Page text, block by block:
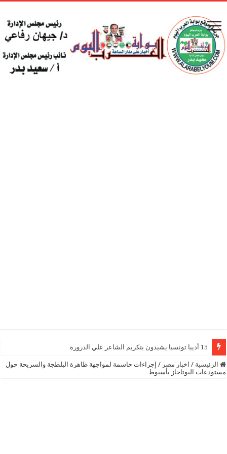
15 أديبا تونسيا يشيدون بتكريم الشاعر علي الدرورة
الرئيسية / اخبار مصر /
إجراءات حاسمة لمواجهة ظاهرة البلطجة والسريحة حول
مستودعات البوتاجاز بأسيوط